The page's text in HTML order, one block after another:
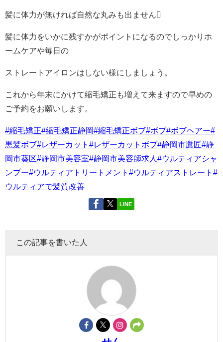
髪に体力が無ければ自然な丸みも出ません
髪に体力をいかに残すかがポイントになるのでしっかりホ
ームケアや毎日の
ストレートアイロンはしない様にしましょう。
これから年末にかけて縮毛矯正も増えて来ますので早めの
ご予約をお願いします。
#縮毛矯正#縮毛矯正静岡#縮毛矯正ボブ#ボブ#ボブヘアー#
黒髪ボブ#レザーカット #レザーカットボブ#静岡市鷹匠#静
岡市葵区#静岡市美容室#静岡市美容師求人 #ウルティアシャ
ンプー#ウルティアトリートメント #ウルティアストレート #
ウルティアで髪質改善
LINE
この記事を書いた人